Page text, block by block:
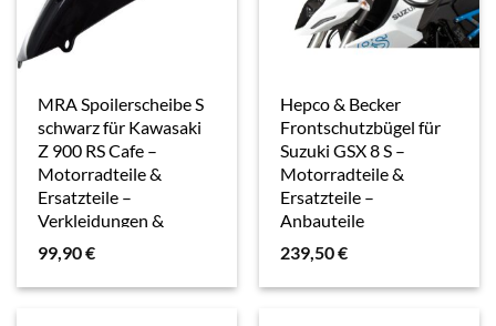
MRA Spoilerscheibe S
schwarz für Kawasaki
Z 900 RS Cafe –
Motorradteile &
Ersatzteile –
Verkleidungen &
Abdeckungen
99,90€
Hepco & Becker
Frontschutzbügel für
Suzuki GSX 8 S –
Motorradteile &
Ersatzteile –
Anbauteile
239,50€